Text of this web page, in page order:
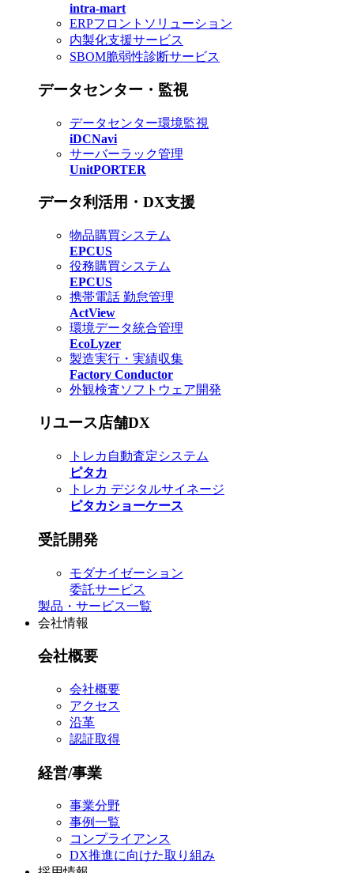
intra-mart
ERPフロントソリューション
内製化支援サービス
SBOM脆弱性診断サービス
データセンター・監視
データセンター環境監視
iDCNavi
サーバーラック管理
UnitPORTER
データ利活用・DX支援
物品購買システム
EPCUS
役務購買システム
EPCUS
携帯電話 勤怠管理
ActView
環境データ統合管理
EcoLyzer
製造実行・実績収集
Factory Conductor
外観検査ソフトウェア開発
リユース店舗DX
トレカ自動査定システム
ピタカ
トレカ デジタルサイネージ
ピタカショーケース
受託開発
モダナイゼーション
委託サービス
製品・サービス一覧
会社情報
会社概要
会社概要
アクセス
沿革
認証取得
経営/事業
事業分野
事例一覧
コンプライアンス
DX推進に向けた取り組み